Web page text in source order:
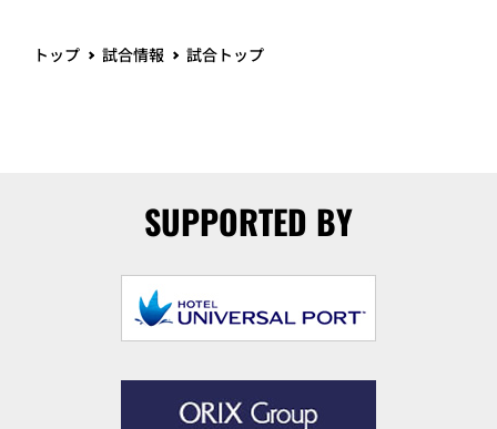
トップ 試合情報 試合トップ
SUPPORTED BY